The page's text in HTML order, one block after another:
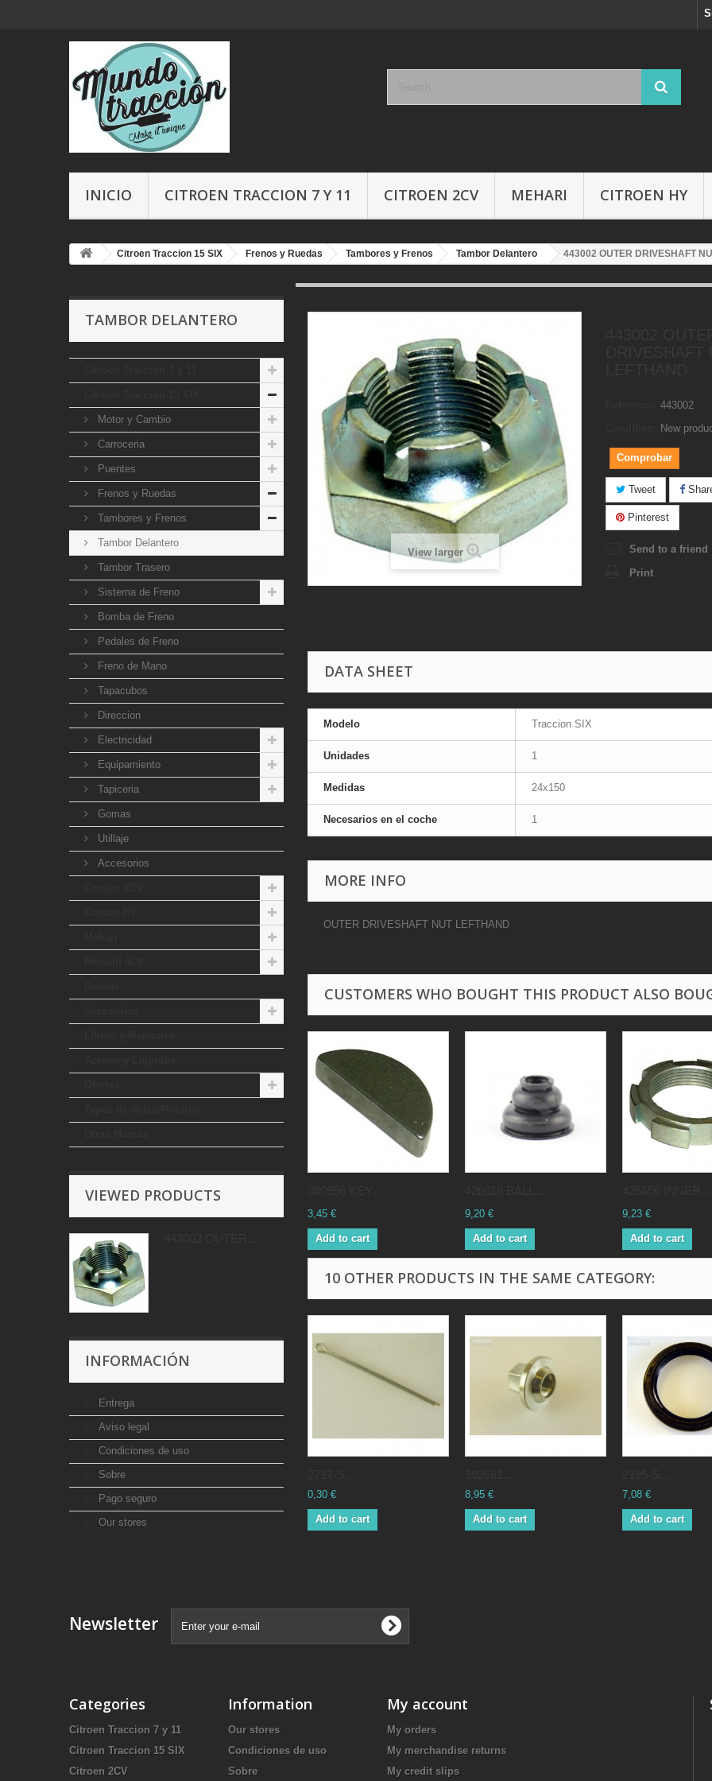
INICIO CITROEN TRACCION 7 Y 11 CITROEN 2CV MEHARI CITROEN HY
Citroen Traccion 15 SIX Frenos y Ruedas Tambores y Frenos Tambor Delantero 443002 OUTER DRIVESHAFT
TAMBOR DELANTERO
Motor y Cambio
Carroceria
Puentes
Frenos y Ruedas
Tambores y Frenos
Tambor Delantero
Tambor Trasero
Sistema de Freno
Bomba de Freno
Pedales de Freno
Freno de Mano
Tapacubos
Direccion
Electricidad
Equipamiento
Tapiceria
Gomas
Utillaje
Accesorios
VIEWED PRODUCTS
INFORMACIÓN
Entrega
Aviso legal
Condiciones de uso
Sobre
Pago seguro
Our stores
View larger
443002
New
Comprobar
Tweet
Pinterest
Send to a friend
Print
DATA SHEET
Modelo Traccion SIX
Unidades 1
Medidas 24x150
Necesarios en el coche 1
MORE INFO
OUTER DRIVESHAFT NUT LEFTHAND
CUSTOMERS WHO BOUGHT THIS PRODUCT ALSO
3,45 €
Add to cart
9,20 €
Add to cart
9,23 €
Add to cart
10 OTHER PRODUCTS IN THE SAME CATEGORY:
0,30 €
Add to cart
8,95 €
Add to cart
7,08 €
Add to cart
Newsletter
Categories
Citroen Traccion 7 y 11
Citroen Traccion 15 SIX
Citroen 2CV
Information
Our stores
Condiciones de uso
Sobre
My account
My orders
My merchandise returns
My credit slips